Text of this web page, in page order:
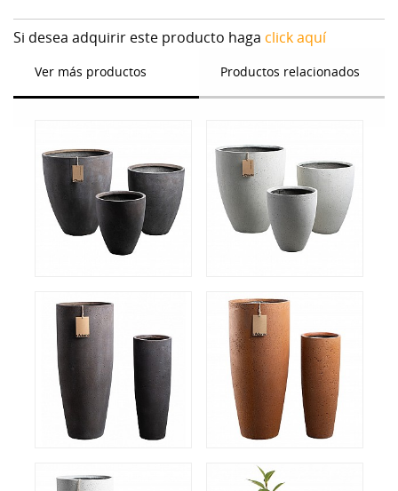
Si desea adquirir este producto haga click aquí
Ver más productos Productos relacionados